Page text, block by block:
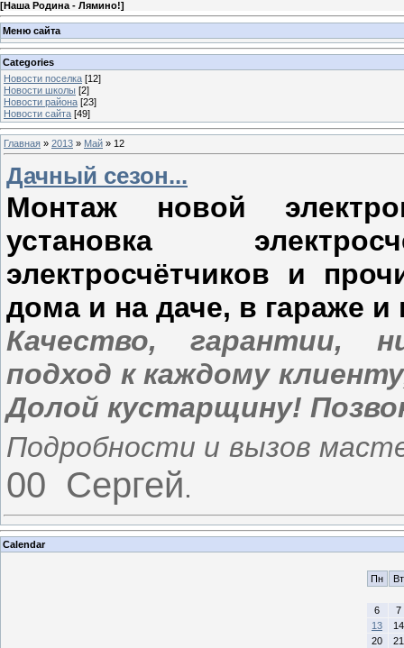
[Наша Родина - Лямино!]
Меню сайта
Categories
Новости поселка [12]
Новости школы [2]
Новости района [23]
Новости сайта [49]
Главная » 2013 » Май » 12
Дачный сезон...
Монтаж новой
установка
электросчётчиков и
дома и на даче, в гараже и
Качество, гарантии,
подход к каждому
Долой кустарщину!
Подробности и вызов
00 Сергей.
Calendar
Пн Вт
6
7
13
14
20
21